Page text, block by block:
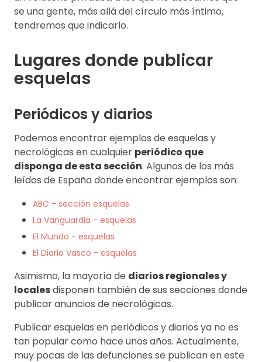
se una gente, más allá del círculo más íntimo,
tendremos que indicarlo.
Lugares donde publicar
esquelas
Periódicos y diarios
Podemos encontrar ejemplos de esquelas y
necrológicas en cualquier periódico que
disponga de esta sección. Algunos de los más
leídos de España donde encontrar ejemplos son:
ABC - sección esquelas
La Vanguardia - esquelas
El Mundo - esquelas
El Diario Vasco - esquelas
Asimismo, la mayoría de diarios regionales y
localesdisponen también de sus secciones donde
publicar anuncios de necrológicas.
Publicar esquelas en periódicos y diarios ya no es
tan popular como hace unos años. Actualmente,
muy pocas de las defunciones se publican en este